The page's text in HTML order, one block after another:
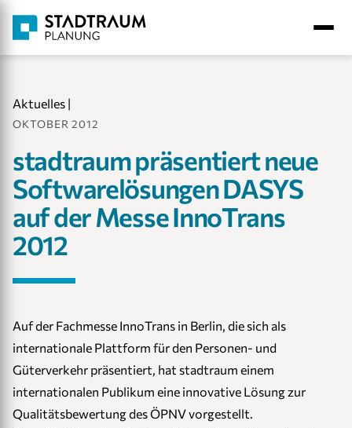
Aktuelles |
OKTOBER 2012
stadtraum präsentiert neue
Softwarelösungen DASYS
auf der Messe InnoTrans
2012
Auf der Fachmesse InnoTrans in Berlin, die sich als
internationale Plattform für den Personen- und
Güterverkehr präsentiert, hat stadtraum einem
internationalen Publikum eine innovative Lösung zur
Qualitätsbewertung des ÖPNV vorgestellt.